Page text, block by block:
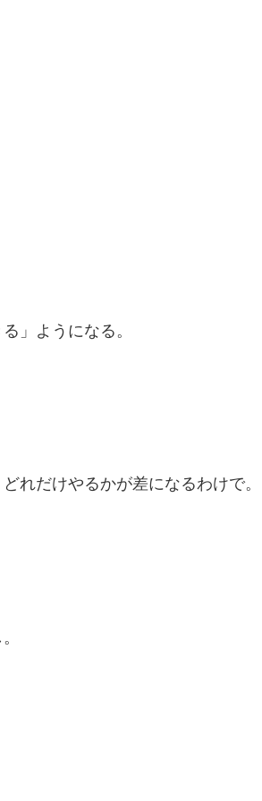
」ようになる。
れだけやるかが差になるわけで。